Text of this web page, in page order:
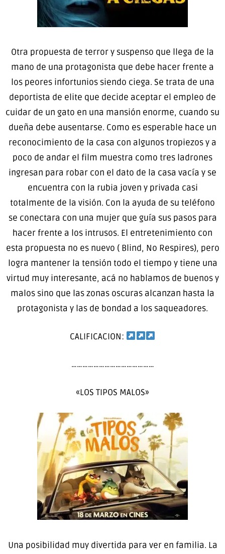
Otra propuesta de terror y suspenso que llega de la
mano de una protagonista que debe hacer frente a
los peores infortunios siendo ciega. Se trata de una
deportista de elite que decide aceptar el empleo de
cuidar de un gato en una mansión enorme, cuando su
dueña debe ausentarse. Como es esperable hace un
reconocimiento de la casa con algunos tropiezos y a
poco de andar el film muestra como tres ladrones
ingresan para robar con el dato de la casa vacía y se
encuentra con la rubia joven y privada casi
totalmente de la visión. Con la ayuda de su teléfono
se conectara con una mujer que guía sus pasos para
hacer frente a los intrusos. El entretenimiento con
esta propuesta no es nuevo ( Blind, No Respires), pero
logra mantener la tensión todo el tiempo y tiene una
virtud muy interesante, acá no hablamos de buenos y
malos sino que las zonas oscuras alcanzan hasta la
protagonista y las de bondad a los saqueadores.
CALIFICACION:
………………………………………
«LOS TIPOS MALOS»
Una posibilidad muy divertida para ver en familia. La